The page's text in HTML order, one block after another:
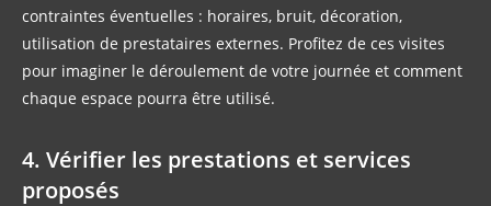
contraintes éventuelles : horaires, bruit, décoration,
utilisation de prestataires externes. Profitez de ces visites
pour imaginer le déroulement de votre journée et comment
chaque espace pourra être utilisé.
4. Vérifier les prestations et services
proposés